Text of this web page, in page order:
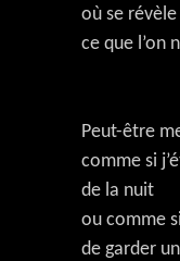
où se révèle
ce que l’on
Peut-être
comme si
de la nuit
ou comme
de garder